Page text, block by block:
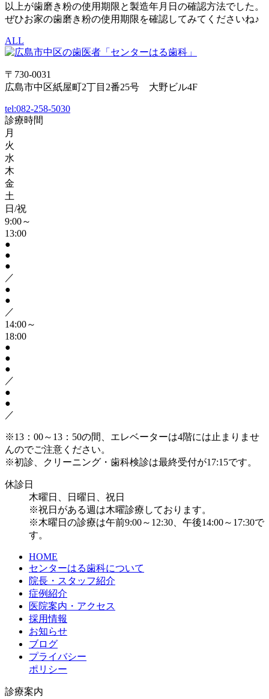
以上が歯磨き粉の使用期限と製造年月日の確認方法でした。
ぜひお家の歯磨き粉の使用期限を確認してみてくださいね♪
ALL
〒730-0031
広島市中区紙屋町2丁目2番25号 大野ビル4F
tel:082-258-5030
診療時間
月
火
水
木
金
土
日/祝
9:00～
13:00
●
●
●
／
●
●
／
14:00～
18:00
●
●
●
／
●
●
／
※13：00～13：50の間、エレベーターは4階には止まりませ
んのでご注意ください。
※初診、クリーニング・歯科検診は最終受付が17:15です。
休診日
木曜日、日曜日、祝日
※祝日がある週は木曜診療しております。
※木曜日の診療は午前9:00～12:30、午後14:00～17:30で
す。
HOME
センターはる歯科について
院長・スタッフ紹介
症例紹介
医院案内・アクセス
採用情報
お知らせ
ブログ
プライバシー
ポリシー
診療案内